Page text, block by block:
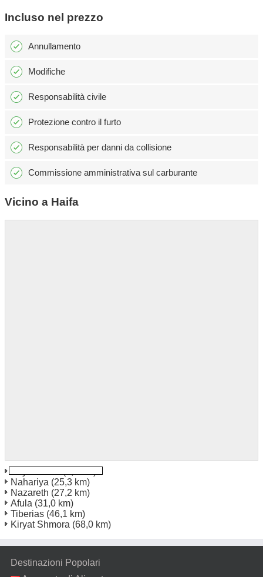
Incluso nel prezzo
Annullamento
Modifiche
Responsabilità civile
Protezione contro il furto
Responsabilità per danni da collisione
Commissione amministrativa sul carburante
Vicino a Haifa
Nahariya (25,3 km)
Nazareth (27,2 km)
Afula (31,0 km)
Tiberias (46,1 km)
Kiryat Shmora (68,0 km)
Destinazioni Popolari